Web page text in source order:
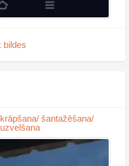
bildes
šantažēšana/